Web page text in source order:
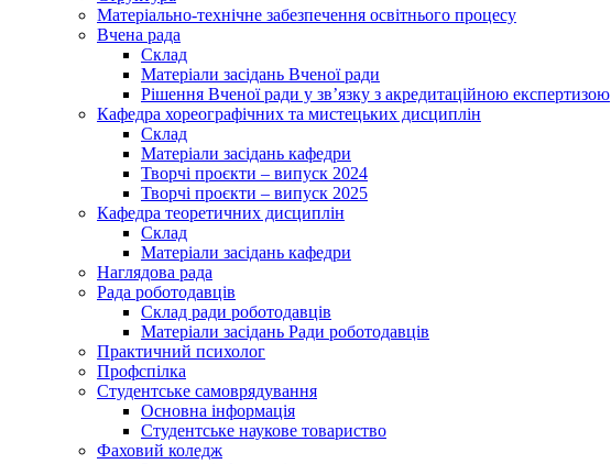
Матеріально-технічне забезпечення освітнього процесу
Вчена рада
Cклад
Матеріали засідань Вченої ради
Рішення Вченої ради у зв’язку з акредитаційною експертизою
Кафедра хореографічних та мистецьких дисциплін
Склад
Матеріали засідань кафедри
Творчі проєкти – випуск 2024
Творчі проєкти – випуск 2025
Кафедра теоретичних дисциплін
Склад
Матеріали засідань кафедри
Наглядова рада
Рада роботодавців
Склад ради роботодавців
Матеріали засідань Ради роботодавців
Практичний психолог
Профспілка
Студентське самоврядування
Основна інформація
Студентське наукове товариство
Фаховий коледж